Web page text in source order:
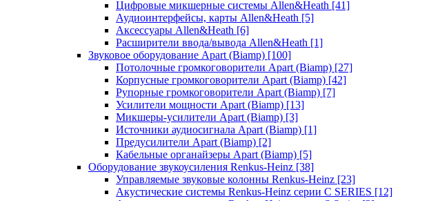
Цифровые микшерные системы Allen&Heath [41]
Аудиоинтерфейсы, карты Allen&Heath [5]
Аксессуары Allen&Heath [6]
Расширители ввода/вывода Allen&Heath [1]
Звуковое оборудование Apart (Biamp) [100]
Потолочные громкоговорители Apart (Biamp) [27]
Корпусные громкоговорители Apart (Biamp) [42]
Рупорные громкоговорители Apart (Biamp) [7]
Усилители мощности Apart (Biamp) [13]
Микшеры-усилители Apart (Biamp) [3]
Источники аудиосигнала Apart (Biamp) [1]
Предусилители Apart (Biamp) [2]
Кабельные органайзеры Apart (Biamp) [5]
Оборудование звукоусиления Renkus-Heinz [38]
Управляемые звуковые колонны Renkus-Heinz [23]
Акустические системы Renkus-Heinz серии C SERIES [12]